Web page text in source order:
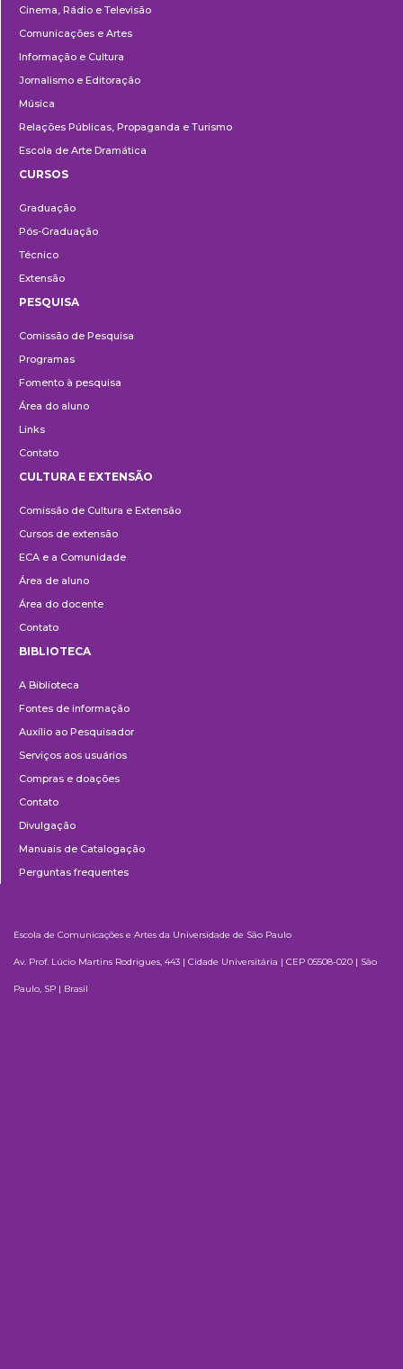
Cinema, Rádio e Televisão
Comunicações e Artes
Informação e Cultura
Jornalismo e Editoração
Música
Relações Públicas, Propaganda e Turismo
Escola de Arte Dramática
CURSOS
Graduação
Pós-Graduação
Técnico
Extensão
PESQUISA
Comissão de Pesquisa
Programas
Fomento à pesquisa
Área do aluno
Links
Contato
e
Extensão
CULTURA E EXTENSÃO
Comissão de Cultura e Extensão
Cursos de extensão
ECA e a Comunidade
Área de aluno
Área do docente
Contato
BIBLIOTECA
A Biblioteca
Fontes de informação
Auxílio ao Pesquisador
Serviços aos usuários
Compras e doações
Contato
Divulgação
Manuais de Catalogação
Perguntas frequentes
Escola de Comunicações e Artes da Universidade de São Paulo
Av. Prof. Lúcio Martins Rodrigues, 443 | Cidade Universitária | CEP 05508-020 | São
Paulo, SP | Brasil